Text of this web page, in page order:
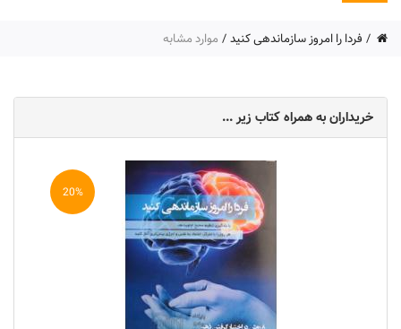
فردا را امروز سازماندهی کنید موارد مشابه
خریداران به همراه کتاب زیر ...
20%